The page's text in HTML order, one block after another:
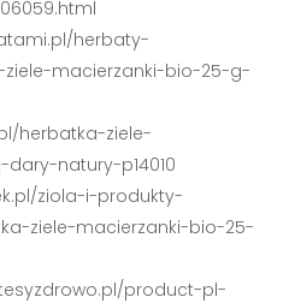
herbaty-
ziele-macierzanki-bio-25-g-
herbatka-ziele-
natury-p14010
ziola-i-produkty-
ziele-macierzanki-bio-25-
product-pl-